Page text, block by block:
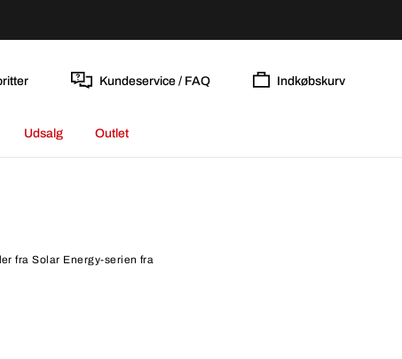
Kundeservice / FAQ Indkøbskurv
Udsalg Outlet
fra Solar Energy-serien fra